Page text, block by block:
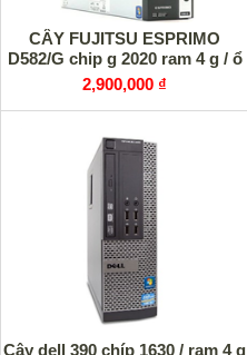
CÂY FUJITSU ESPRIMO
D582/G chip g 2020 ram 4 g / ổ
2,900,000 ₫
Cây dell 390 chíp 1630 / ram 4 g